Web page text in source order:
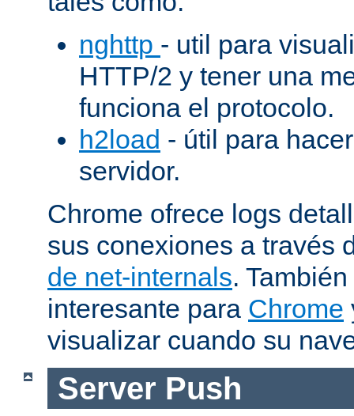
nghttp - util para
HTTP/2 y tener una
funciona el protocolo.
h2load - útil para
servidor.
Chrome ofrece logs
sus conexiones a través
de net-internals.
interesante para Chrome
visualizar cuando su
Server Push